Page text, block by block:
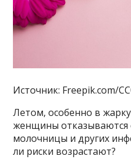
Источник: Freepik.com/
Летом, особенно в
женщины отказываются
молочницы и других
ли риски возрастают?